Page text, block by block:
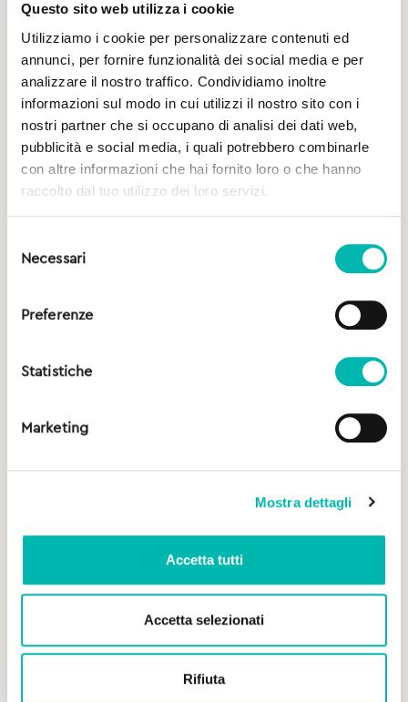
Questo sito web utilizza i cookie
Utilizziamo i cookie per personalizzare contenuti ed
annunci, per fornire funzionalità dei social media e per
analizzare il nostro traffico. Condividiamo inoltre
informazioni sul modo in cui utilizzi il nostro sito con i
nostri partner che si occupano di analisi dei dati web,
pubblicità e social media, i quali potrebbero combinarle
con altre informazioni che hai fornito loro o che hanno
raccolto dal tuo utilizzo dei loro servizi.
delNecessari
Preferenze
Statistiche
Marketing
Mostra dettagli
Accetta tutti
Accetta selezionati
Rifiuta
Potrebbe Interessarti
14,90€
Original
11,90€
Current